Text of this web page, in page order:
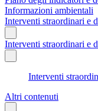
Informazioni ambientali
Interventi straordinari e
Interventi straordinari e
Interventi
Altri contenuti